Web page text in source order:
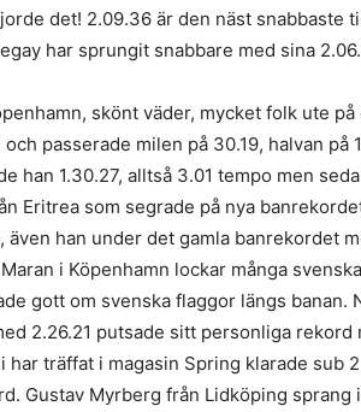
det! 2.09.36 är den näst snabbaste
har sprungit snabbare med sina
skönt väder, mycket folk ute
passerade milen på 30.19, halvan på
han 1.30.27, alltså 3.01 tempo men
Eritrea som segrade på nya
även han under det gamla banrekordet
i Köpenhamn lockar många
gott om svenska flaggor längs banan.
2.26.21 putsade sitt personliga rekord
har träffat i magasin Spring klarade sub
Gustav Myrberg från Lidköping sprang